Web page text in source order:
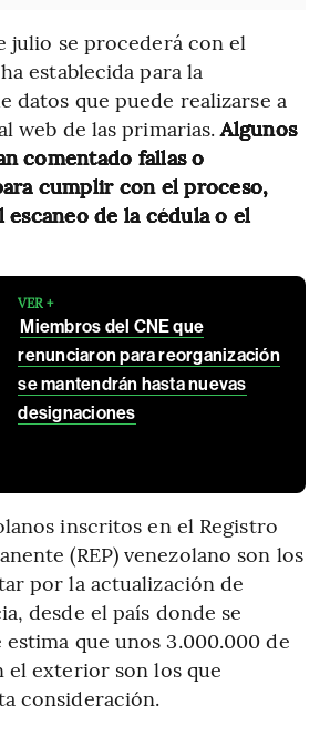
julio se procederá con el
establecida para la
datos que puede realizarse a
web de las primarias.Algunos
comentado fallas o
cumplir con el proceso,
de la cédula o el
VER +
Miembros del CNE que
renunciaron para reorganización
se mantendrán hasta nuevas
designaciones
inscritos en el Registro
(REP) venezolano son los
por la actualización de
desde el país donde se
que unos 3.000.000 de
el exterior son los que
consideración.